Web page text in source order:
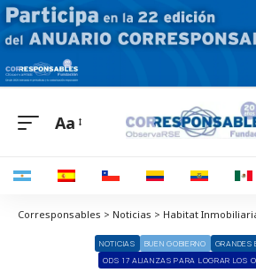
Aa
NOTICIAS BUEN GOBIERNO
GRANDES
ODS 17 ALIANZAS PARA LOGRAR LOS